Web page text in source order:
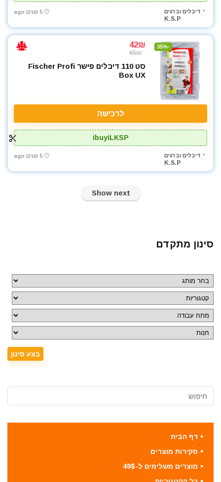
דיבלים וברגים
K.S.P
5 שנים ago
-35%
42₪
65₪
סט 110 דיבלים פישר Fischer Profi
Box UX
לרכישה
ibuyiLKSP
דיבלים וברגים
K.S.P
5 שנים ago
Show next
סינון מתקדם
דף הבית
סקירות מוצרים
מוצרים משלימים ל-49$